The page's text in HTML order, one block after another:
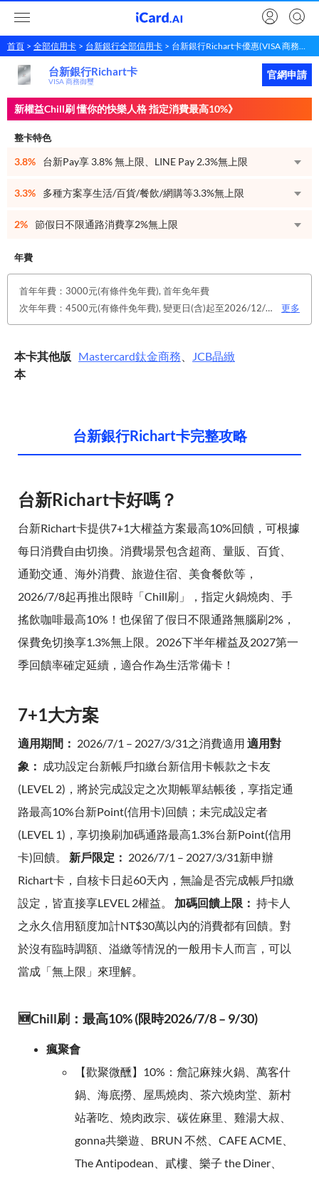
首頁 全部信用卡 台新銀行全部信用卡 台新銀行Richart卡優惠(VISA 商務御璽)
台新銀行Richart卡 立即申請
台新銀行Richart卡
VISA 商務御璽
官網申請
新權益Chill刷 懂你的快樂人格 指定消費最高10%》
整卡特色
3.8% 台新Pay享 3.8% 無上限、LINE Pay 2.3%無上限
3.3% 多種方案享生活/百貨/餐飲/網購等3.3%無上限
2% 節假日不限通路消費享2%無上限
年費
首年年費：3000元(有條件免年費), 首年免年費
次年年費：4500元(有條件免年費), 變更日(含)起至2026/12/31止，符合原卡別之免年費消費條件 或 使用台新信用卡數位帳單(包含電子/行動帳單)且生效，即享免年費優惠。
更多
本卡其他版
本
Mastercard鈦金商務 JCB晶緻
台新銀行Richart卡完整攻略
台新Richart卡好嗎？
台新Richart卡提供7+1大權益方案最高10%回饋，可根據
每日消費自由切換。消費場景包含超商、量販、百貨、
通勤交通、海外消費、旅遊住宿、美食餐飲等，
2026/7/8起再推出限時「Chill刷」，指定火鍋燒肉、手
搖飲咖啡最高10%！也保留了假日不限通路無腦刷2%，
保費免切換享1.3%無上限。2026下半年權益及2027第一
季回饋率確定延續，適合作為生活常備卡！
7+1大方案
適用期間： 2026/7/1 – 2027/3/31之消費適用 適用對
象： 成功設定台新帳戶扣繳台新信用卡帳款之卡友
(LEVEL 2)，將於完成設定之次期帳單結帳後，享指定通
路最高10%台新Point(信用卡)回饋；未完成設定者
(LEVEL 1)，享切換刷加碼通路最高1.3%台新Point(信用
卡)回饋。 新戶限定： 2026/7/1 – 2027/3/31新申辦
Richart卡，自核卡日起60天內，無論是否完成帳戶扣繳
設定，皆直接享LEVEL 2權益。 加碼回饋上限： 持卡人
之永久信用額度加計NT$30萬以內的消費都有回饋。對
於沒有臨時調額、溢繳等情況的一般用卡人而言，可以
當成「無上限」來理解。
🆕Chill刷：最高10% (限時2026/7/8 – 9/30)
瘋聚會
【歡聚微醺】10%：詹記麻辣火鍋、萬客什
鍋、海底撈、屋馬燒肉、茶六燒肉堂、新村
站著吃、燒肉政宗、碳佐麻里、雞湯大叔、
gonna共樂遊、BRUN 不然、CAFE ACME、
The Antipodean、貳樓、樂子 the Diner、